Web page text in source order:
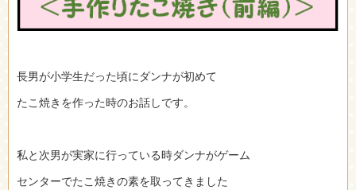
長男が小学生だった頃にダンナが初めて
たこ焼きを作った時のお話しです。
私と次男が実家に行っている時ダンナがゲーム
センターでたこ焼きの素を取ってきました